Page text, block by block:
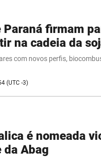
Paraná firmam
na cadeia da
com novos perfis,
(UTC -3)
é nomeada
da Abag